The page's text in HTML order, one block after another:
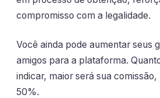
compromisso com a legalidade.
Você ainda pode aumentar seus
amigos para a plataforma.
indicar, maior será sua
50%.